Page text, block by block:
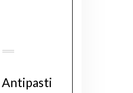
Antipasti